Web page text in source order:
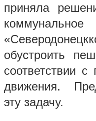
приняла
обустроить
соответствии
движения.
эту задачу.